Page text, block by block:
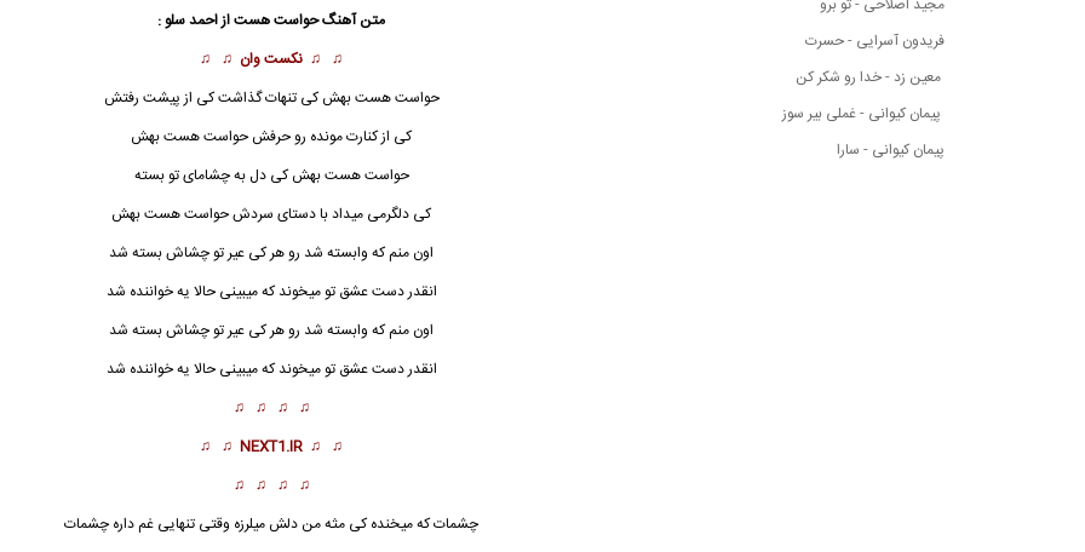
مجید اصلاحی - تو برو
فریدون آسرایی - حسرت
معین زد - خدا رو شکر کن
پیمان کیوانی - غملی بیر سوز
پیمان کیوانی - سارا
متن آهنگ حواست هست از احمد سلو :
♫ ♫ نکست وان ♫ ♫
حواست هستبهش کی تنهات گذاشت کی از پیشت رفتش
کی از کنارت مونده رو حرفش حواست هست بهش
حواست هستبهش کی دل به چشامای تو بسته
کی دلگرمی میداد با دستای سردش حواست هست بهش
اون منم که وابسته شد رو هر کی عیر تو چشاش بسته شد
انقدر دست عشق تو میخوند که میبینی حالا یه خواننده شد
اون منم که وابسته شد رو هر کی عیر تو چشاش بسته شد
انقدر دست عشق تو میخوند که میبینی حالا یه خواننده شد
♫ ♫ ♫ ♫
♫ ♫
NEXT1.IR
♫ ♫
♫ ♫ ♫ ♫
چشمات که میخنده کی مثه من دلش میلرزه وقتی تنهایی غم داره چشمات